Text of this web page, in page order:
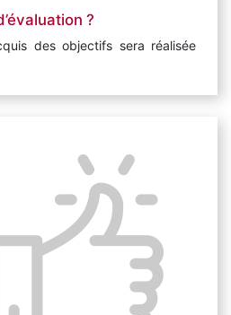
?
des objectifs sera réalisée
approfondie des enjeux
liés à l’allocation
alliant discussions, quiz et